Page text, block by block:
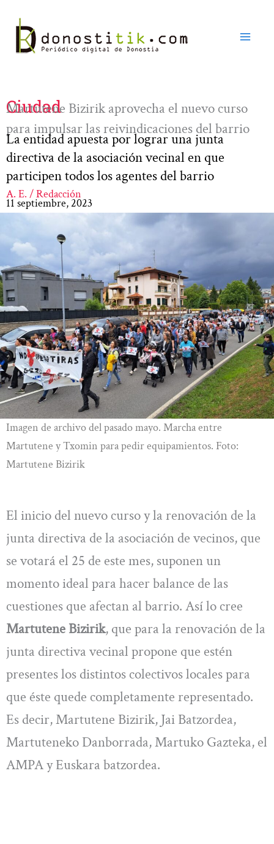
contenido
Ciudad
Martutene Bizirik aprovecha el nuevo curso
para impulsar las reivindicaciones del barrio
La entidad apuesta por lograr una junta
directiva de la asociación vecinal en que
participen todos los agentes del barrio
A. E. / Redacción
11 septiembre, 2023
Imagen de archivo del pasado mayo. Marcha entre
Martutene y Txomin para pedir equipamientos. Foto:
Martutene Bizirik
El inicio del nuevo curso y la renovación de la
junta directiva de la asociación de vecinos, que
se votará el 25 de este mes, suponen un
momento ideal para hacer balance de las
cuestiones que afectan al barrio. Así lo cree
Martutene Bizirik, que para la renovación de la
junta directiva vecinal propone que estén
presentes los distintos colectivos locales para
que éste quede completamente representado.
Es decir, Martutene Bizirik, Jai Batzordea,
Martuteneko Danborrada, Martuko Gazteka, el
AMPA y Euskara batzordea.